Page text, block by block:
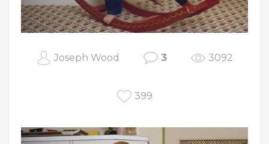
Joseph Wood 3 3092
399